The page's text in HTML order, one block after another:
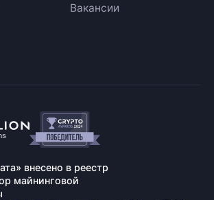
Вакансии
внесено в реестр
майнинговой